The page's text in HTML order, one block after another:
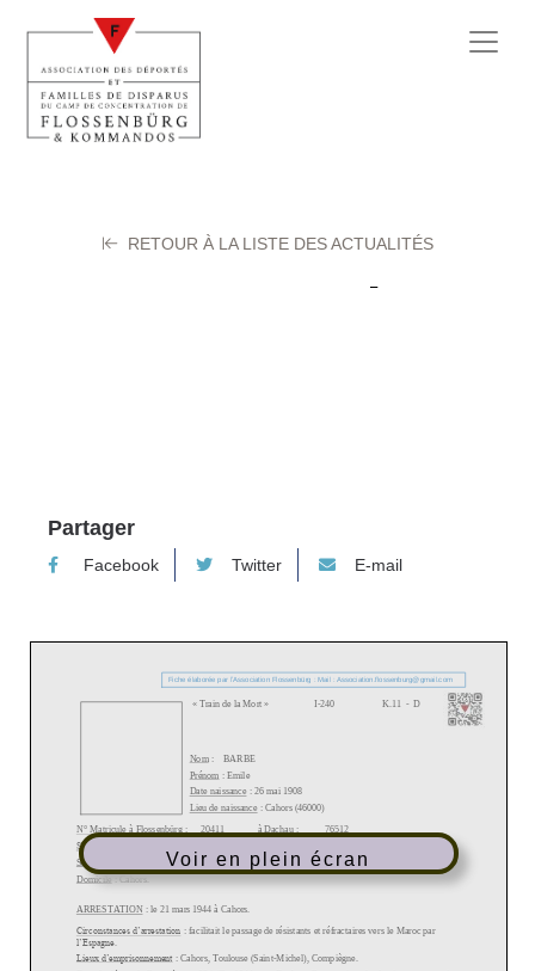
RETOUR À LA LISTE DES ACTUALITÉS
BARBE Emile
Partager
Facebook Twitter E-mail
Voir en plein écran